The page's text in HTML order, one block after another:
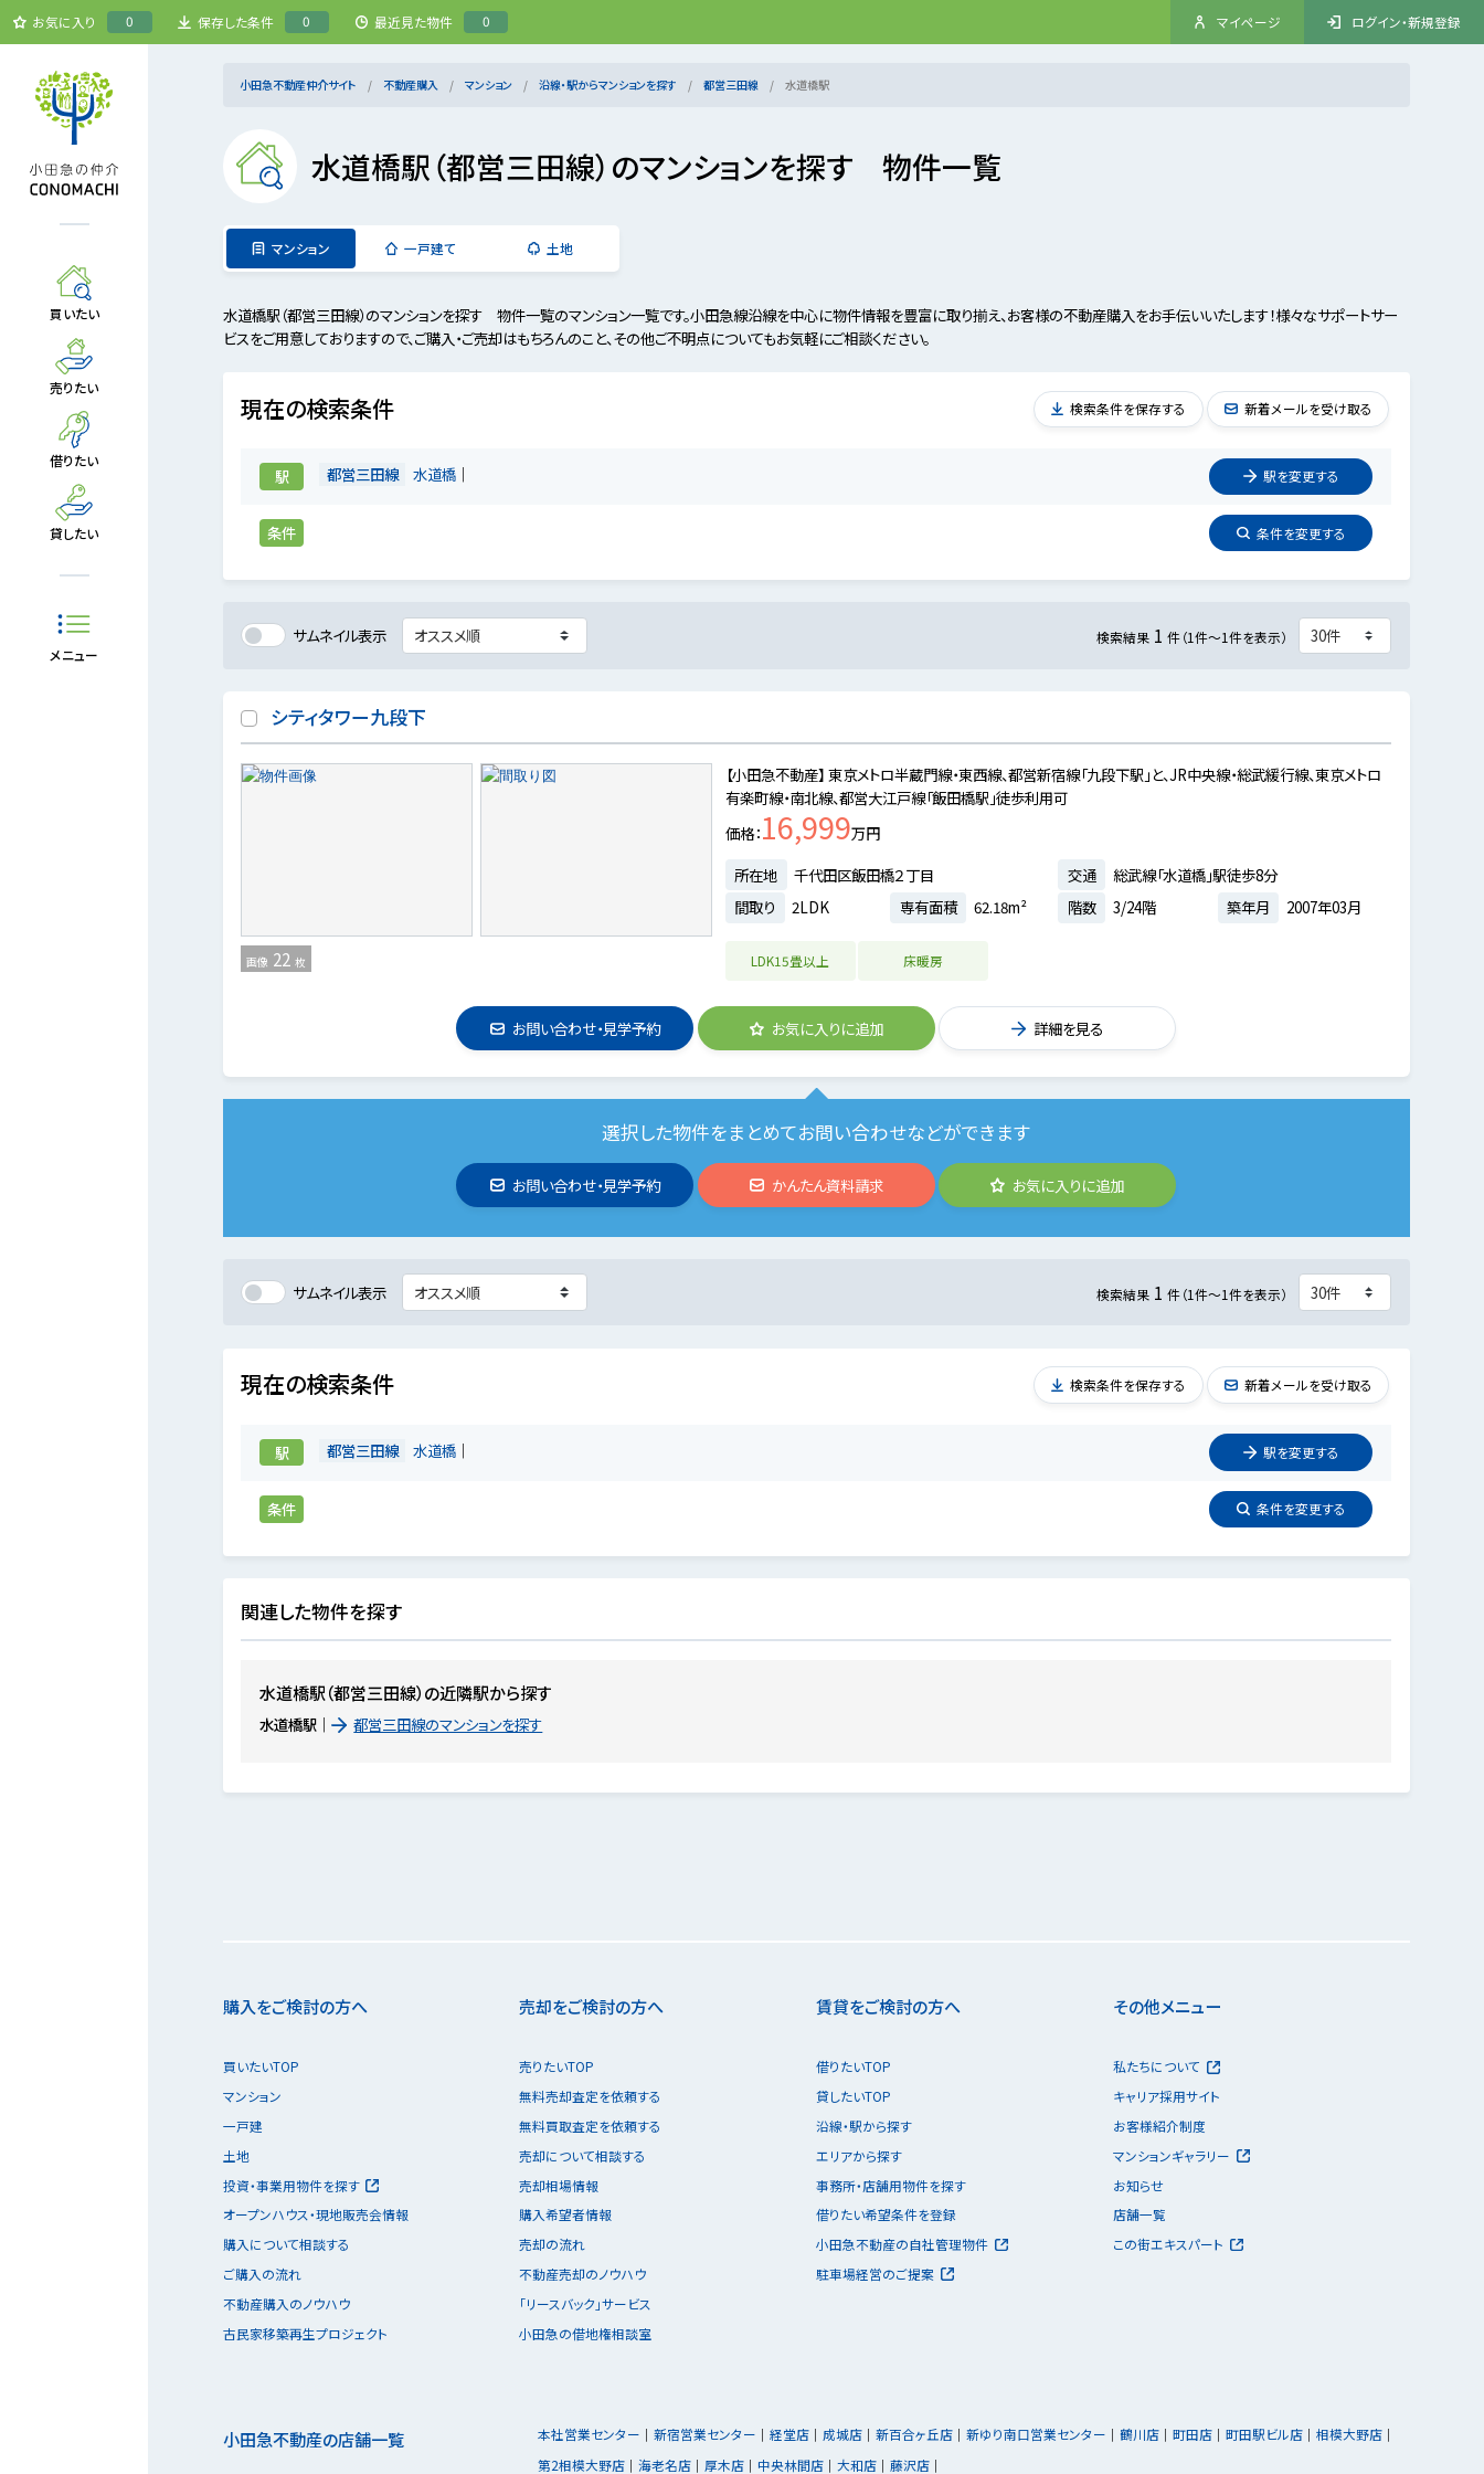
お気に入り 0 保存した条件 0 最近見た物件 0 マイページ ログイン・新規登録
買いたい
売りたい
借りたい
貸したい
メニュー
小田急不動産仲介サイト 不動産購入 マンション 沿線・駅からマンションを探す 都営三田線 水道橋駅
水道橋駅（都営三田線）のマンションを探す 物件一覧
マンション 一戸建て 土地
水道橋駅（都営三田線）のマンションを探す 物件一覧のマンション一覧です。小田急線沿線を中心に物件情報を豊富に取り揃え、お客様の不動産購入をお手伝いいたします！様々なサポートサー
ビスをご用意しておりますので、ご購入・ご売却はもちろんのこと、その他ご不明点についてもお気軽にご相談ください。
現在の検索条件
駅 都営三田線 水道橋 駅を変更する
条件 条件を変更する
検索条件を保存する 新着メールを受け取る
サムネイル表示 検索結果 1 件（1件～1件を表示）
シティタワー九段下
画像 22 枚
【小田急不動産】 東京メトロ半蔵門線・東西線、都営新宿線「九段下駅」と、JR中央線・総武緩行線、東京メトロ
有楽町線・南北線、都営大江戸線「飯田橋駅」徒歩利用可
価格 16,999万円
所在地
千代田区飯田橋２丁目 交通
総武線「水道橋」駅徒歩8分
間取り
2LDK 専有面積 62.18m² 階数 3/24階 築年月 2007年03月
LDK15畳以上 床暖房
お問い合わせ・見学予約 お気に入りに追加 詳細を見る
選択した物件をまとめてお問い合わせなどができます
お問い合わせ・見学予約 かんたん資料請求 お気に入りに追加
サムネイル表示 検索結果 1 件（1件～1件を表示）
現在の検索条件
駅 都営三田線 水道橋 駅を変更する
条件 条件を変更する
検索条件を保存する 新着メールを受け取る
関連した物件を探す
水道橋駅（都営三田線）の近隣駅から探す
水道橋駅 都営三田線のマンションを探す
購入をご検討の方へ
買いたいTOP
マンション
一戸建
土地
投資・事業用物件を探す
オープンハウス・現地販売会情報
購入について相談する
ご購入の流れ
不動産購入のノウハウ
古民家移築再生プロジェクト
売却をご検討の方へ
売りたいTOP
無料売却査定を依頼する
無料買取査定を依頼する
売却について相談する
売却相場情報
購入希望者情報
売却の流れ
不動産売却のノウハウ
「リースバック」サービス
小田急の借地権相談室
賃貸をご検討の方へ
借りたいTOP
貸したいTOP
沿線・駅から探す
エリアから探す
事務所・店舗用物件を探す
借りたい希望条件を登録
小田急不動産の自社管理物件
駐車場経営のご提案
その他メニュー
私たちについて
キャリア採用サイト
お客様紹介制度
マンションギャラリー
お知らせ
店舗一覧
この街エキスパート
小田急不動産の店舗一覧 本社営業センター 新宿営業センター 経堂店 成城店 新百合ヶ丘店 新ゆり南口営業センター 鶴川店 町田店 町田駅ビル店
相模大野店
第2相模大野店
海老名店 厚木店 中央林間店 大和店 藤沢店